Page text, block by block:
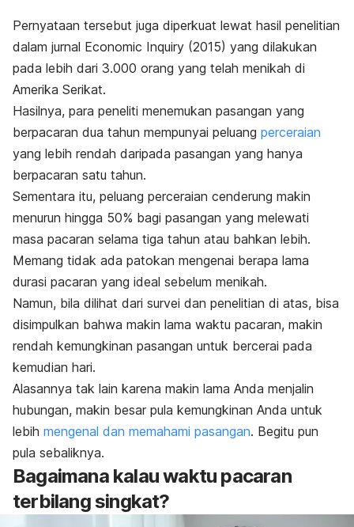
Pernyataan tersebut juga diperkuat lewat hasil penelitian
dalam jurnal Economic Inquiry (2015) yang dilakukan
pada lebih dari 3.000 orang yang telah menikah di
Amerika Serikat.
Hasilnya, para peneliti menemukan pasangan yang
berpacaran dua tahun mempunyai peluang perceraian
yang lebih rendah daripada pasangan yang hanya
berpacaran satu tahun.
Sementara itu, peluang perceraian cenderung makin
menurun hingga 50% bagi pasangan yang melewati
masa pacaran selama tiga tahun atau bahkan lebih.
Memang tidak ada patokan mengenai berapa lama
durasi pacaran yang ideal sebelum menikah.
Namun, bila dilihat dari survei dan penelitian di atas, bisa
disimpulkan bahwa makin lama waktu pacaran, makin
rendah kemungkinan pasangan untuk bercerai pada
kemudian hari.
Alasannya tak lain karena makin lama Anda menjalin
hubungan, makin besar pula kemungkinan Anda untuk
lebih mengenal dan memahami pasangan. Begitu pun
pula sebaliknya.
Bagaimana kalau waktu pacaran
terbilang singkat?